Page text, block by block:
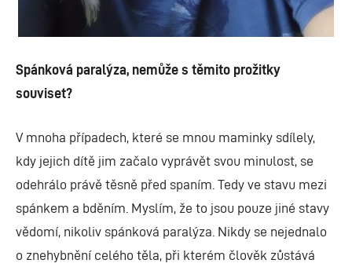
Spánková paralýza, nemůže s těmito prožitky
souviset?
V mnoha případech, které se mnou maminky sdílely,
kdy jejich dítě jim začalo vyprávět svou minulost, se
odehrálo právě těsně před spaním. Tedy ve stavu mezi
spánkem a bděním. Myslím, že to jsou pouze jiné stavy
vědomí, nikoliv spánková paralýza. Nikdy se nejednalo
o znehybnění celého těla, při kterém člověk zůstává